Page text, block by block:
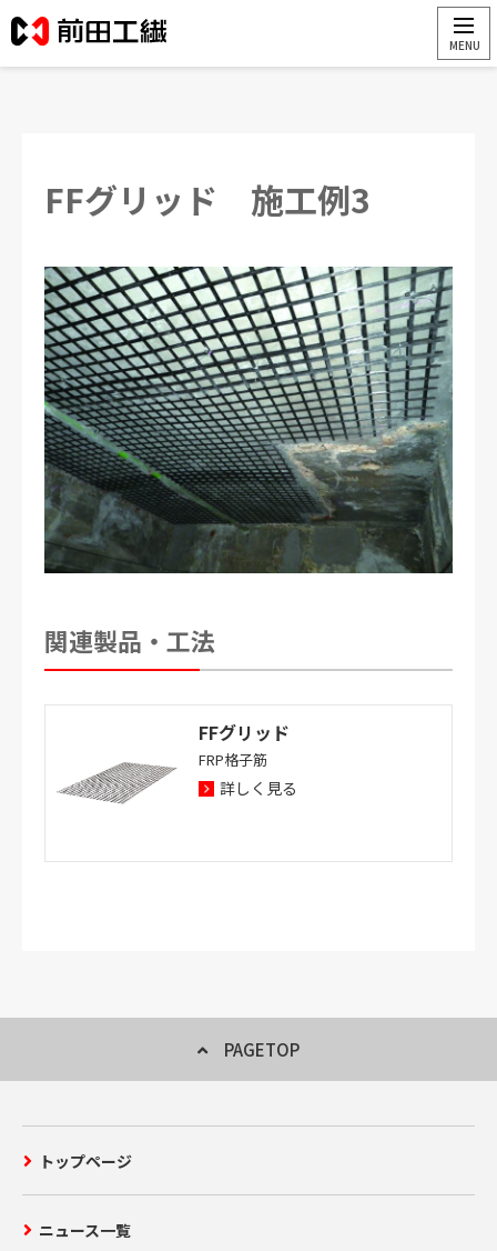
FFグリッド 施工例3
関連製品・工法
FFグリッド
FRP格子筋
詳しく見る
PAGETOP
トップページ
ニュース一覧